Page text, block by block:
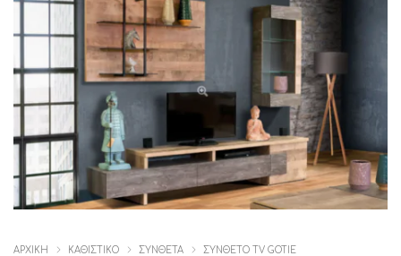
ΑΡΧΙΚΉ ΚΑΘΙΣΤΙΚΟ ΣΥΝΘΕΤΑ ΣΥΝΘΕΤΟ TV GOTIE